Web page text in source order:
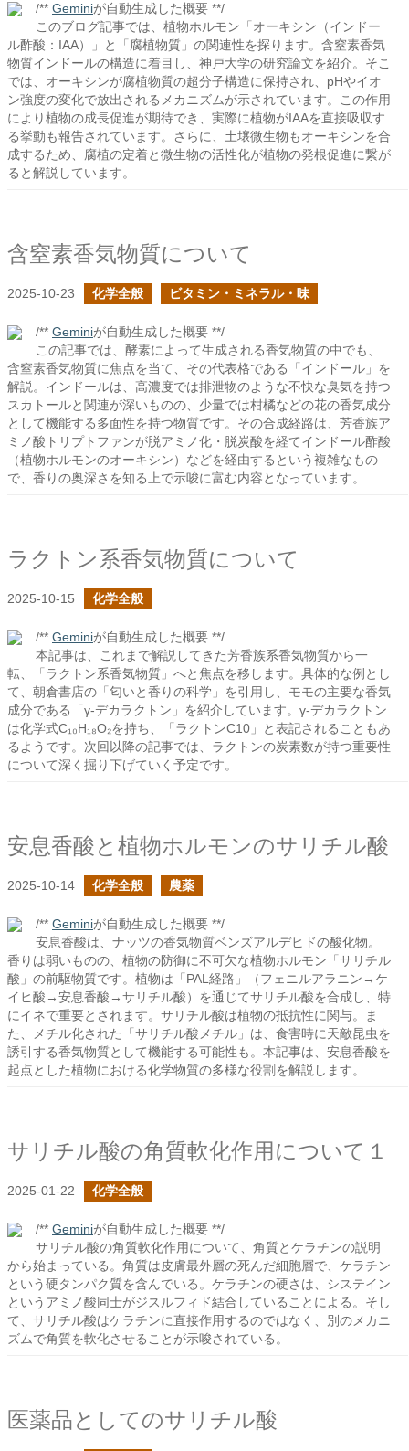
/** Geminiが自動生成した概要 **/
このブログ記事では、植物ホルモン「オーキシン（インドー
ル酢酸：IAA）」と「腐植物質」の関連性を探ります。含窒素香気
物質インドールの構造に着目し、神戸大学の研究論文を紹介。そこ
では、オーキシンが腐植物質の超分子構造に保持され、pHやイオ
ン強度の変化で放出されるメカニズムが示されています。この作用
により植物の成長促進が期待でき、実際に植物がIAAを直接吸収す
る挙動も報告されています。さらに、土壌微生物もオーキシンを合
成するため、腐植の定着と微生物の活性化が植物の発根促進に繋が
ると解説しています。
含窒素香気物質について
2025-10-23 化学全般 ビタミン・ミネラル・味
/** Geminiが自動生成した概要 **/
この記事では、酵素によって生成される香気物質の中でも、
含窒素香気物質に焦点を当て、その代表格である「インドール」を
解説。インドールは、高濃度では排泄物のような不快な臭気を持つ
スカトールと関連が深いものの、少量では柑橘などの花の香気成分
として機能する多面性を持つ物質です。その合成経路は、芳香族ア
ミノ酸トリプトファンが脱アミノ化・脱炭酸を経てインドール酢酸
（植物ホルモンのオーキシン）などを経由するという複雑なもの
で、香りの奥深さを知る上で示唆に富む内容となっています。
ラクトン系香気物質について
2025-10-15 化学全般
/** Geminiが自動生成した概要 **/
本記事は、これまで解説してきた芳香族系香気物質から一
転、「ラクトン系香気物質」へと焦点を移します。具体的な例とし
て、朝倉書店の「匂いと香りの科学」を引用し、モモの主要な香気
成分である「γ-デカラクトン」を紹介しています。γ-デカラクトン
は化学式C₁₀H₁₈O₂を持ち、「ラクトンC10」と表記されることもあ
るようです。次回以降の記事では、ラクトンの炭素数が持つ重要性
について深く掘り下げていく予定です。
安息香酸と植物ホルモンのサリチル酸
2025-10-14 化学全般 農薬
/** Geminiが自動生成した概要 **/
安息香酸は、ナッツの香気物質ベンズアルデヒドの酸化物。
香りは弱いものの、植物の防御に不可欠な植物ホルモン「サリチル
酸」の前駆物質です。植物は「PAL経路」（フェニルアラニン→ケ
イヒ酸→安息香酸→サリチル酸）を通じてサリチル酸を合成し、特
にイネで重要とされます。サリチル酸は植物の抵抗性に関与。ま
た、メチル化された「サリチル酸メチル」は、食害時に天敵昆虫を
誘引する香気物質として機能する可能性も。本記事は、安息香酸を
起点とした植物における化学物質の多様な役割を解説します。
サリチル酸の角質軟化作用について１
2025-01-22 化学全般
/** Geminiが自動生成した概要 **/
サリチル酸の角質軟化作用について、角質とケラチンの説明
から始まっている。角質は皮膚最外層の死んだ細胞層で、ケラチン
という硬タンパク質を含んでいる。ケラチンの硬さは、システイン
というアミノ酸同士がジスルフィド結合していることによる。そし
て、サリチル酸はケラチンに直接作用するのではなく、別のメカニ
ズムで角質を軟化させることが示唆されている。
医薬品としてのサリチル酸